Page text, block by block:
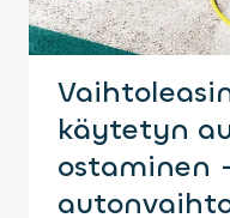
käytetyn
ostaminen